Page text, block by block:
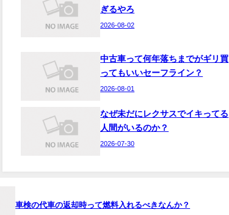
ぎるやろ
2026-08-02
中古車って何年落ちまでがギリ買
ってもいいセーフライン？
2026-08-01
なぜ未だにレクサスでイキってる
人間がいるのか？
2026-07-30
車検の代車の返却時って燃料入れるべきなんか？